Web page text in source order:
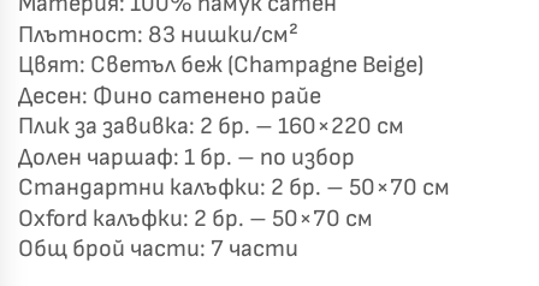
Плътност: 83 нишки/см²
Цвят: Светъл беж (Champagne Beige)
Десен: Фино сатенено райе
Плик за завивка: 2 бр. – 160×220 см
Долен чаршаф: 1 бр. – по избор
Стандартни калъфки: 2 бр. – 50×70 см
Oxford калъфки: 2 бр. – 50×70 см
Общ брой части: 7 части
Хавлиени кърпи – Комплект 2 части – 100% памук
19,00 € 0 €
Бяло и Небесносиньо Екрю и Бежово
Светлосиво и Антрацит